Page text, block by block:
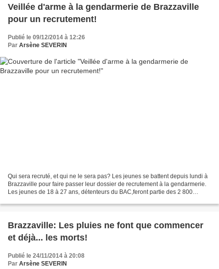
Veillée d'arme à la gendarmerie de Brazzaville
pour un recrutement!
Publié le 09/12/2014 à 12:26
Par Arsène SEVERIN
Qui sera recruté, et qui ne le sera pas? Les jeunes se battent depuis lundi à
Brazzaville pour faire passer leur dossier de recrutement à la gendarmerie.
Les jeunes de 18 à 27 ans, détenteurs du BAC,feront partie des 2 800
Brazzaville: Les pluies ne font que commencer
et déjà... les morts!
Publié le 24/11/2014 à 20:08
Par Arsène SEVERIN